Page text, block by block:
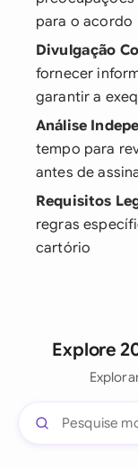
para o acordo
Divulgação
fornecer
garantir a
Análise
tempo para
antes de
Requisitos
regras
cartório
Explore